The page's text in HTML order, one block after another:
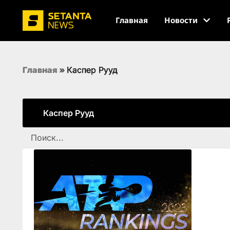
Главная Новости
Главная » Каспер Рууд
Каспер Рууд